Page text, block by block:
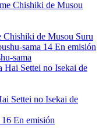
Chishiki de Musou Suru
14 En emisión
sama
Settei no Isekai de
16 En emisión